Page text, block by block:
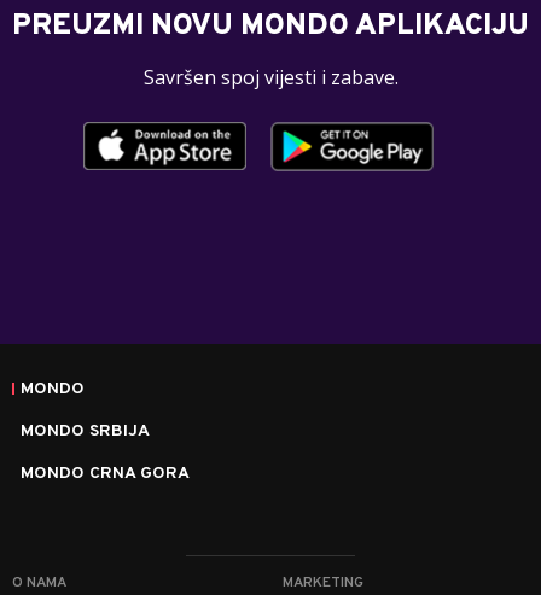
PREUZMI NOVU MONDO APLIKACIJU
Savršen spoj vijesti i zabave.
MONDO
MONDO SRBIJA
MONDO CRNA GORA
O NAMA MARKETING